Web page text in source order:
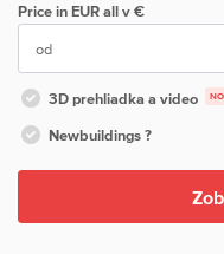
Price in EUR all v €
3D prehliadka a video
Newbuildings ?